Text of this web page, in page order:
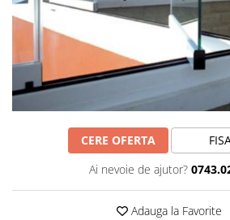
CERE OFERTA
Ai nevoie de ajutor?
Adauga la Favorite